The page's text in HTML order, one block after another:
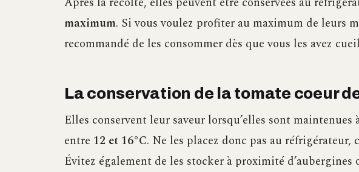
maximum. Si vous voulez profiter au maximum de leurs
recommandé de les consommer dès que vous les avez
La conservation de la tomate coeur
Elles conservent leur saveur lorsqu’elles sont
entre 12 et 16°C. Ne les placez donc pas au réfrigérateur,
Évitez également de les stocker à proximité